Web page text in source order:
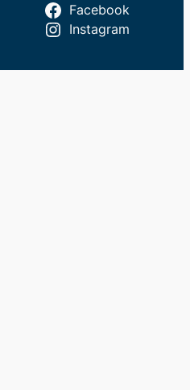
Facebook
Instagram